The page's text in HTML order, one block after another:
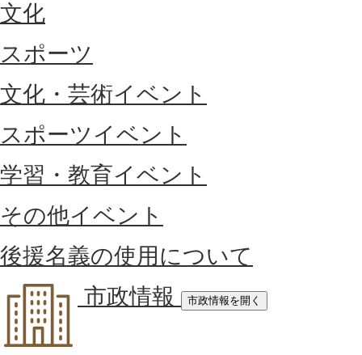
文化
スポーツ
文化・芸術イベント
スポーツイベント
学習・教育イベント
その他イベント
後援名義の使用について
市政情報
市政情報を開く